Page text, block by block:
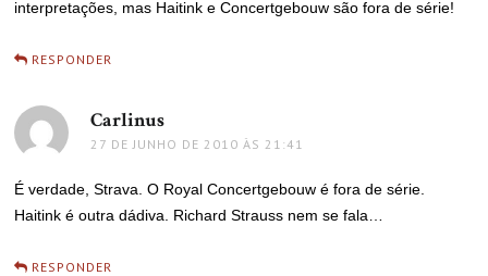
interpretações, mas Haitink e Concertgebouw são fora de série!
RESPONDER
Carlinus
27 DE JUNHO DE 2010 ÀS 21:41
É verdade, Strava. O Royal Concertgebouw é fora de série.
Haitink é outra dádiva. Richard Strauss nem se fala…
RESPONDER